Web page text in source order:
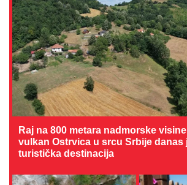
Raj na 800 metara nadmorske
vulkan Ostrvica u srcu Srbije danas
turistička destinacija